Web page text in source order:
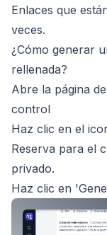
Enlaces que
veces.
¿Cómo generar
rellenada?
Abre la página
control
Haz clic en el
Reserva para el
privado.
Haz clic en